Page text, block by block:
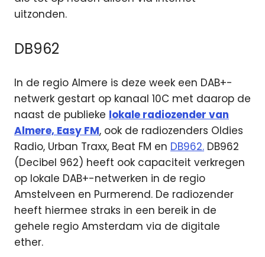
uitzonden.
DB962
In de regio Almere is deze week een DAB+-
netwerk gestart op kanaal 10C met daarop de
naast de publieke lokale radiozender van
Almere, Easy FM, ook de radiozenders Oldies
Radio, Urban Traxx, Beat FM en DB962. DB962
(Decibel 962) heeft ook capaciteit verkregen
op lokale DAB+-netwerken in de regio
Amstelveen en Purmerend. De radiozender
heeft hiermee straks in een bereik in de
gehele regio Amsterdam via de digitale
ether.